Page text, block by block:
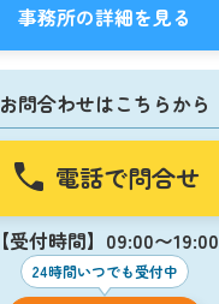
事務所の詳細を見る
お問合わせはこちらから
電話で問合せ
【受付時間】09:00〜19:00
24時間いつでも受付中